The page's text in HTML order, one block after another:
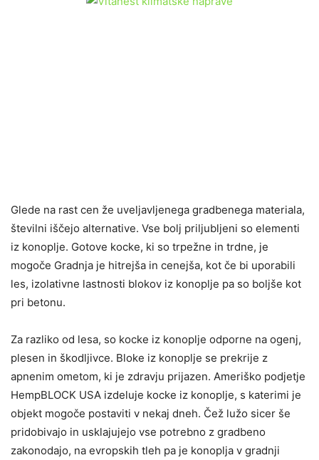
Glede na rast cen že uveljavljenega gradbenega materiala,
številni iščejo alternative. Vse bolj priljubljeni so elementi
iz konoplje. Gotove kocke, ki so trpežne in trdne, je
mogoče Gradnja je hitrejša in cenejša, kot če bi uporabili
les, izolativne lastnosti blokov iz konoplje pa so boljše kot
pri betonu.
Za razliko od lesa, so kocke iz konoplje odporne na ogenj,
plesen in škodljivce. Bloke iz konoplje se prekrije z
apnenim ometom, ki je zdravju prijazen. Ameriško podjetje
HempBLOCK USA izdeluje kocke iz konoplje, s katerimi je
objekt mogoče postaviti v nekaj dneh. Čež lužo sicer še
pridobivajo in usklajujejo vse potrebno z gradbeno
zakonodajo, na evropskih tleh pa je konoplja v gradnji